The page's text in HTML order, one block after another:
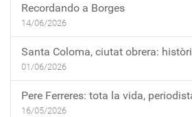
Recordando a Borges
14/06/2026
Santa Coloma, ciutat obrera:
01/06/2026
Pere Ferreres: tota la vida,
16/05/2026